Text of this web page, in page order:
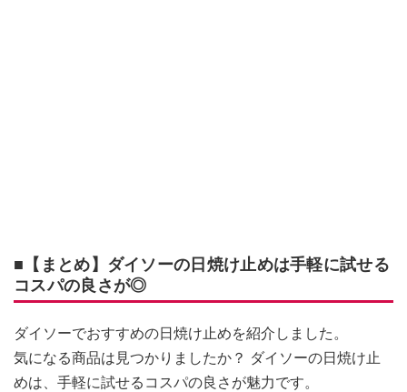
■【まとめ】ダイソーの日焼け止めは手軽に試せる
コスパの良さが◎
ダイソーでおすすめの日焼け止めを紹介しました。
気になる商品は見つかりましたか？ ダイソーの日焼け止
めは、手軽に試せるコスパの良さが魅力です。